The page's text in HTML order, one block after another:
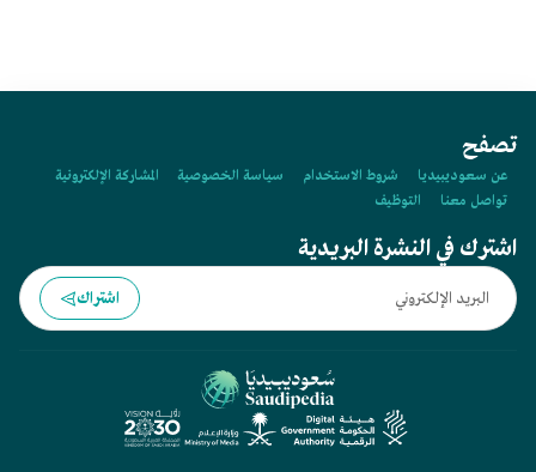
تصفح
عن سعوديبيديا شروط الاستخدام سياسة الخصوصية
المشاركة الإلكترونية
تواصل معنا
التوظيف
اشترك في النشرة البريدية
اشتراك